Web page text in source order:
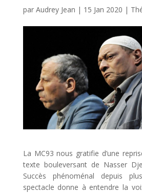
par Audrey Jean | 15 Jan 2020 |
La MC93 nous gratifie d’une
texte bouleversant de Nasser
Succès phénoménal depuis
spectacle donne à entendre la